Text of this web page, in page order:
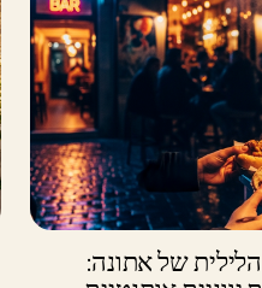
של אתונה: